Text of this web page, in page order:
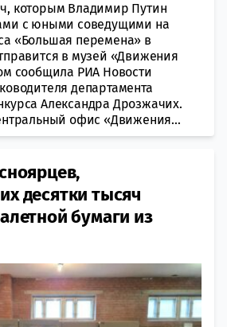
которым Владимир Путин
с юными соведущими на
«Большая перемена» в
в музей «Движения
сообщила РИА Новости
департамента
Александра Дрозжачих.
офис «Движения...
десятки тысяч
бумаги из